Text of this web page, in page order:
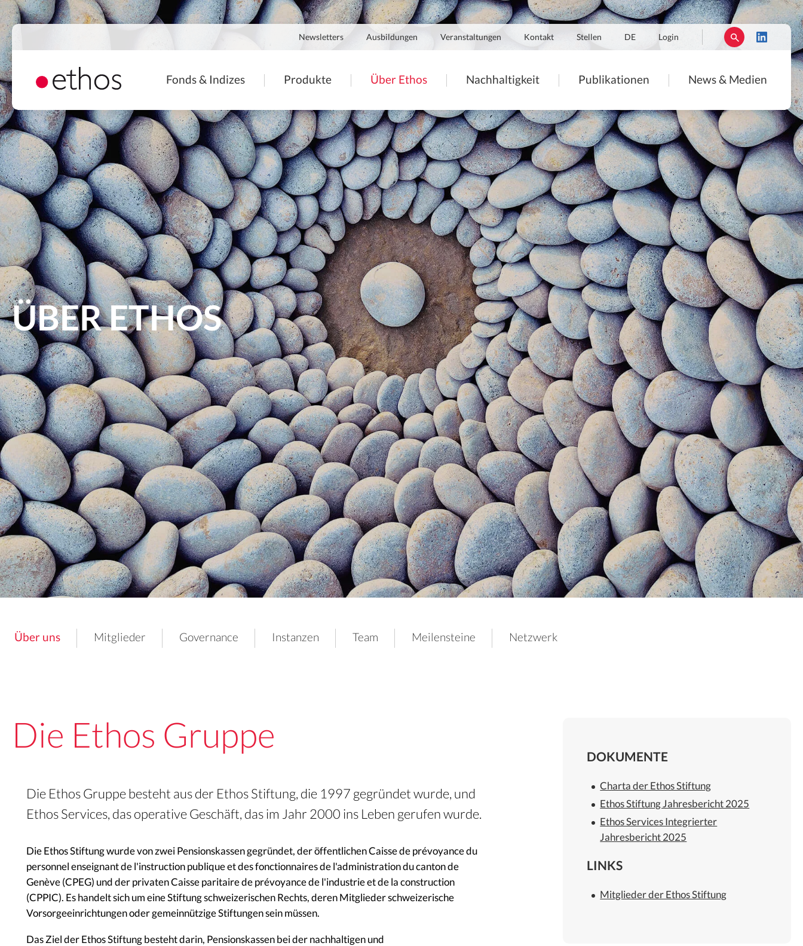
Direkt
zum
Inhalt
Navigation
secondaire
Newsletters Ausbildungen Veranstaltungen Kontakt Stellen DE Login
Navigation
principale
Fonds & Indizes Produkte Über Ethos Nachhaltigkeit Publikationen News & Medien
ÜBER ETHOS
Über uns Mitglieder Governance Instanzen Team Meilensteine Netzwerk
Die Ethos Gruppe
Die Ethos Gruppe besteht aus der Ethos Stiftung, die 1997 gegründet wurde, und
Ethos Services, das operative Geschäft, das im Jahr 2000 ins Leben gerufen wurde.
Die Ethos Stiftung wurde von zwei Pensionskassen gegründet, der öffentlichen Caisse de prévoyance du
personnel enseignant de l'instruction publique et des fonctionnaires de l'administration du canton de
Genève (CPEG) und der privaten Caisse paritaire de prévoyance de l'industrie et de la construction
(CPPIC). Es handelt sich um eine Stiftung schweizerischen Rechts, deren Mitglieder schweizerische
Vorsorgeeinrichtungen oder gemeinnützige Stiftungen sein müssen.
Das Ziel der Ethos Stiftung besteht darin, Pensionskassen bei der nachhaltigen und
DOKUMENTE
Charta der Ethos Stiftung
Ethos Stiftung Jahresbericht 2025
Ethos Services Integrierter
Jahresbericht 2025
LINKS
Mitglieder der Ethos Stiftung